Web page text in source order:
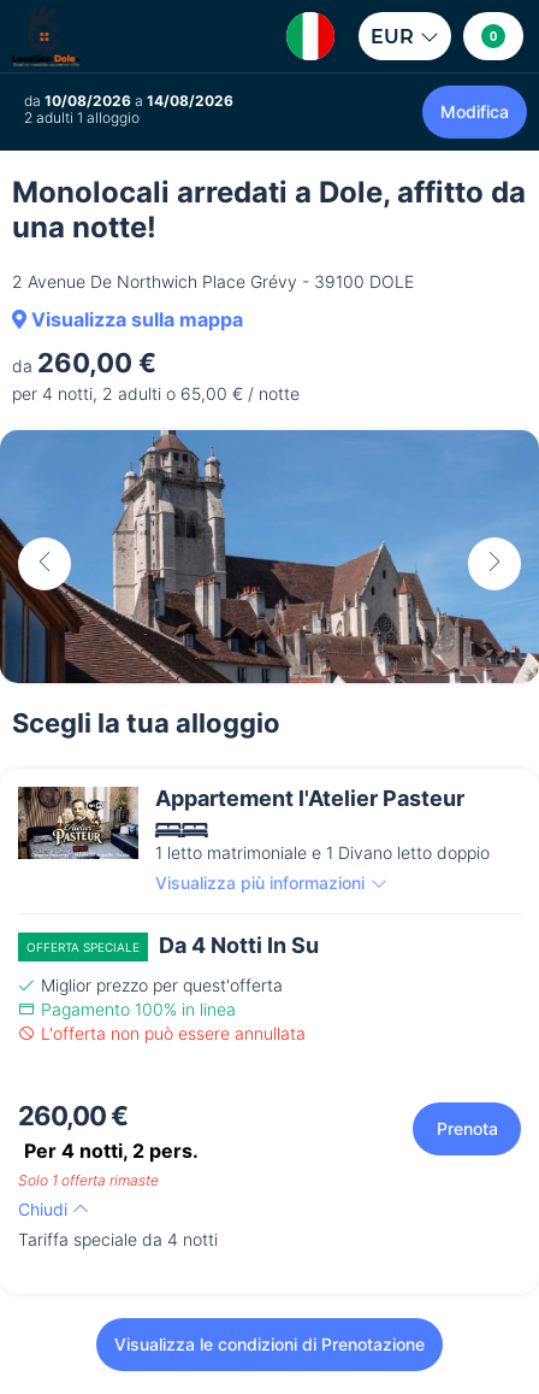
EUR 0
da 10/08/2026 a 14/08/2026
2 adulti 1 alloggio
Modifica
Monolocali arredati a Dole, affitto da
una notte!
2 Avenue De Northwich Place Grévy - 39100 DOLE
Visualizza sulla mappa
da 260,00 €
per 4 notti, 2 adulti o 65,00 € / notte
Scegli la tua alloggio
Appartement l'Atelier Pasteur
1 letto matrimoniale e 1 Divano letto doppio
Visualizza più informazioni
OFFERTA SPECIALE Da 4 Notti In Su
Miglior prezzo per quest'offerta
Pagamento 100% in linea
L'offerta non può essere annullata
260,00 €
Per 4 notti, 2 pers.
Prenota
Solo 1 offerta rimaste
Chiudi
Tariffa speciale da 4 notti
Visualizza le condizioni di Prenotazione